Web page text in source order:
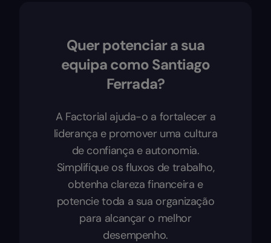
Quer potenciar a sua
equipa como Santiago
Ferrada?
A Factorial ajuda-o a fortalecer a
liderança e promover uma cultura
de confiança e autonomia.
Simplifique os fluxos de trabalho,
obtenha clareza financeira e
potencie toda a sua organização
para alcançar o melhor
desempenho.